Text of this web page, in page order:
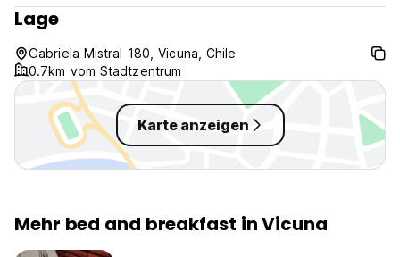
Durch die gesetzliche Bestimmung ist das Rauchen in den
Räumen nicht erlaubt. (Auto-translated from original
Lage
Gabriela Mistral 180, Vicuna, Chile
0.7km vom Stadtzentrum
Karte anzeigen
Mehr bed and breakfast in Vicuna